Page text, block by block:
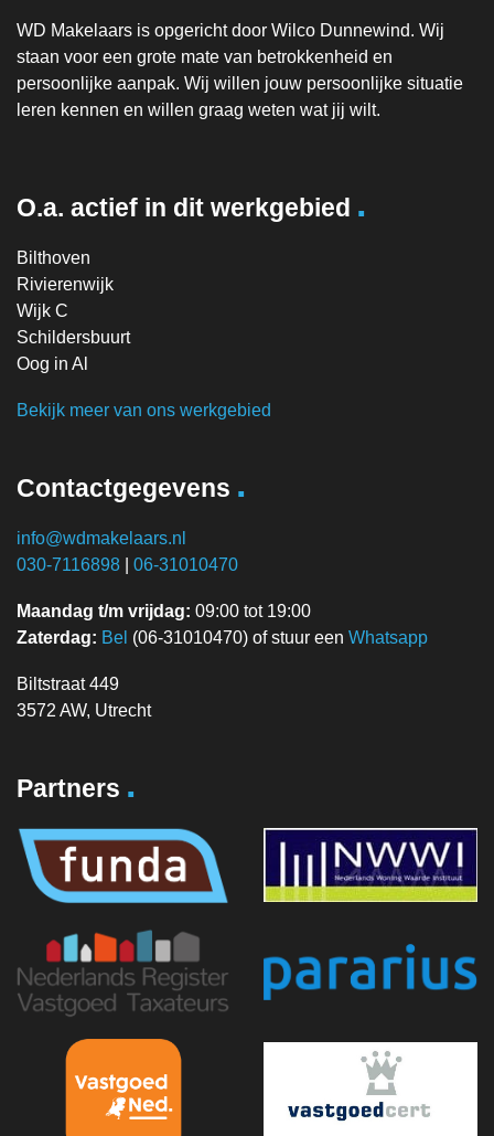
WD Makelaars is opgericht door Wilco Dunnewind. Wij
staan voor een grote mate van betrokkenheid en
persoonlijke aanpak. Wij willen jouw persoonlijke situatie
leren kennen en willen graag weten wat jij wilt.
O.a. actief in dit werkgebied .
Bilthoven
Rivierenwijk
Wijk C
Schildersbuurt
Oog in Al
Bekijk meer van ons werkgebied
Contactgegevens .
info@wdmakelaars.nl
030-7116898
06-31010470
Maandag t/m vrijdag: 09:00 tot 19:00
Zaterdag: Bel (06-31010470) of stuur een Whatsapp
Biltstraat 449
3572 AW, Utrecht
Partners .